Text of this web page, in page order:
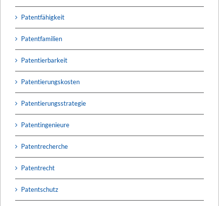
Patentfähigkeit
Patentfamilien
Patentierbarkeit
Patentierungskosten
Patentierungsstrategie
Patentingenieure
Patentrecherche
Patentrecht
Patentschutz